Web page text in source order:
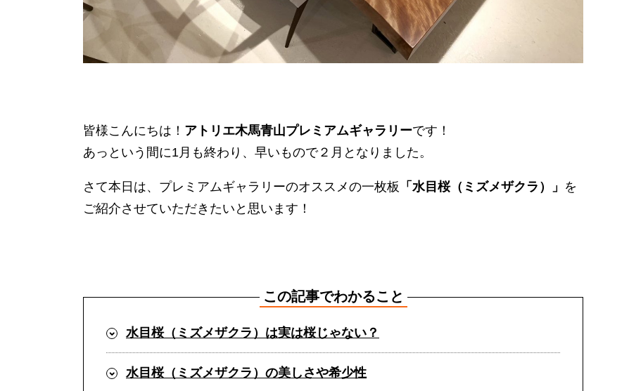
皆様こんにちは！ アトリエ木馬青山プレミアムギャラリーです！
あっという間に1月も終わり、早いもので２月となりました。
さて本日は、プレミアムギャラリーのオススメの一枚板 「水目桜（ミズメザクラ）」 を
ご紹介させていただきたいと思います！
この記事でわかること
水目桜（ミズメザクラ）は実は桜じゃない？
水目桜（ミズメザクラ）の美しさや希少性